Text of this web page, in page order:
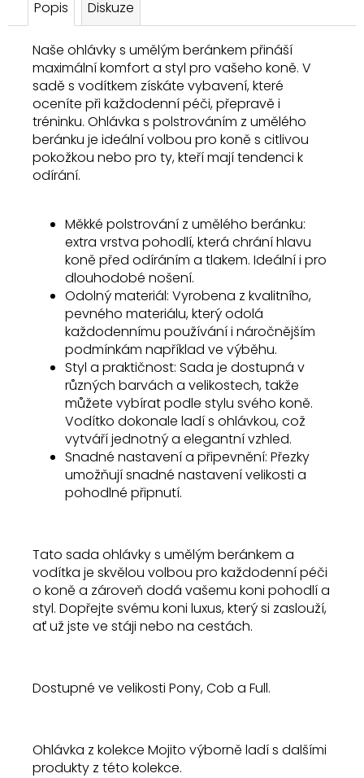
Popis Diskuze
Naše ohlávky s umělým beránkem přináší
maximální komfort a styl pro vašeho koně. V
sadě s vodítkem získáte vybavení, které
oceníte při každodenní péči, přepravě i
tréninku. Ohlávka s polstrováním z umělého
beránku je ideální volbou pro koně s citlivou
pokožkou nebo pro ty, kteří mají tendenci k
odírání.
Měkké polstrování z umělého beránku:
extra vrstva pohodlí, která chrání hlavu
koně před odíráním a tlakem. Ideální i pro
dlouhodobé nošení.
Odolný materiál: Vyrobena z kvalitního,
pevného materiálu, který odolá
každodennímu používání i náročnějším
podmínkám například ve výběhu.
Styl a praktičnost: Sada je dostupná v
různých barvách a velikostech, takže
můžete vybírat podle stylu svého koně.
Vodítko dokonale ladí s ohlávkou, což
vytváří jednotný a elegantní vzhled.
Snadné nastavení a připevnění: Přezky
umožňují snadné nastavení velikosti a
pohodlné připnutí.
Tato sada ohlávky s umělým beránkem a
vodítka je skvělou volbou pro každodenní péči
o koně a zároveň dodá vašemu koni pohodlí a
styl. Dopřejte svému koni luxus, který si zaslouží,
ať už jste ve stáji nebo na cestách.
Dostupné ve velikosti Pony, Cob a Full.
Ohlávka z kolekce Mojito výborně ladí s dalšími
produkty z této kolekce.